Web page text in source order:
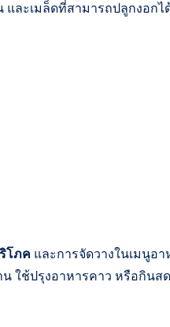
และเมล็ดที่สามารถปลูกงอกไ
โภค และการจัดวางในเมนูอ
ใช้ปรุงอาหารคาว หรือกินส